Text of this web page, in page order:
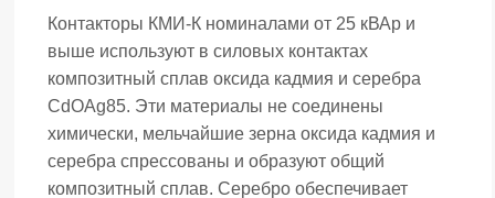
Контакторы КМИ-К номиналами от 25 кВАр и
выше используют в силовых контактах
композитный сплав оксида кадмия и серебра
CdOAg85. Эти материалы не соединены
химически, мельчайшие зерна оксида кадмия и
серебра спрессованы и образуют общий
композитный сплав. Серебро обеспечивает